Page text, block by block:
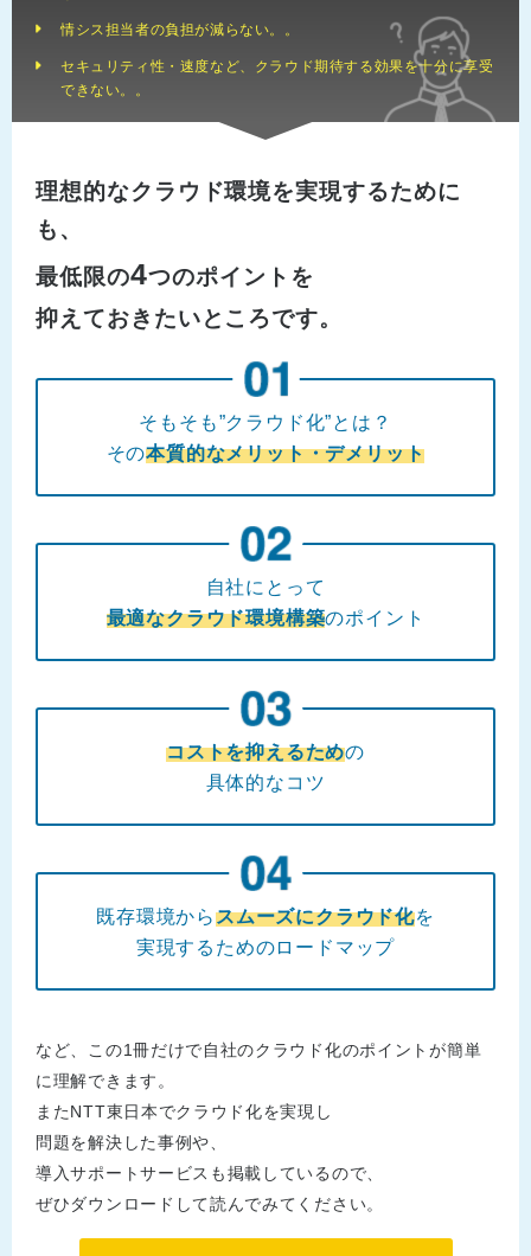
情シス担当者の負担が減らない。。
セキュリティ性・速度など、クラウド期待する効果を十分に享受
できない。。
理想的なクラウド環境を実現するために
も、
最低限の4つのポイントを
抑えておきたいところです。
そもそも”クラウド化”とは？
その本質的なメリット・デメリット
自社にとって
最適なクラウド環境構築のポイント
コストを抑えるための
具体的なコツ
既存環境からスムーズにクラウド化を
実現するためのロードマップ
など、この1冊だけで自社のクラウド化のポイントが簡単
に理解できます。
またNTT東日本でクラウド化を実現し
問題を解決した事例や、
導入サポートサービスも掲載しているので、
ぜひダウンロードして読んでみてください。